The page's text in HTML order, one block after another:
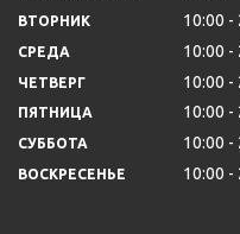
ВТОРНИК 10:00
СРЕДА 10:00
ЧЕТВЕРГ 10:00
ПЯТНИЦА 10:00
СУББОТА 10:00
ВОСКРЕСЕНЬЕ 10:00